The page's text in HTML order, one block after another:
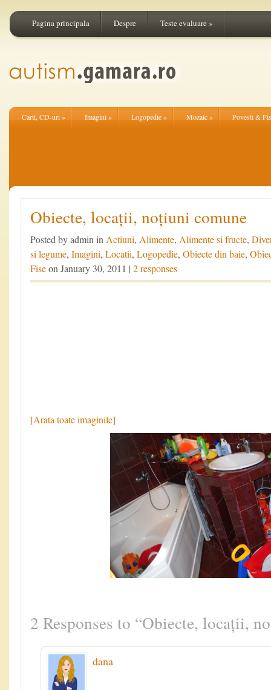
Pagina principala Despre Teste evaluare»
Carti, CD-uri» Imagini» Logopedie» Mozaic» Povesti &
Obiecte, locații, noțiuni comune
Posted by admin in Actiuni, Alimente, Alimente si fructe,
si legume, Imagini, Locatii, Logopedie, Obiecte din baie,
Fiseon January 30, 2011 | 2 responses
[Arata toate imaginile]
2 Responses to “Obiecte, locații,
dana